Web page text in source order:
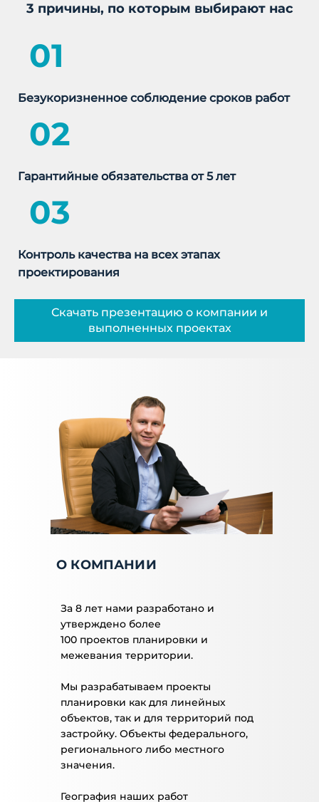
3 причины, по которым выбирают нас
01
Безукоризненное соблюдение сроков работ
02
Гарантийные обязательства от 5 лет
03
Контроль качества на всех этапах
проектирования
Скачать презентацию о компании и
выполненных проектах
О КОМПАНИИ
За 8 лет нами разработано и
утверждено более
100 проектов планировки и
межевания территории.
Мы разрабатываем проекты
планировки как для линейных
объектов, так и для территорий под
застройку. Объекты федерального,
регионального либо местного
значения.
География наших работ